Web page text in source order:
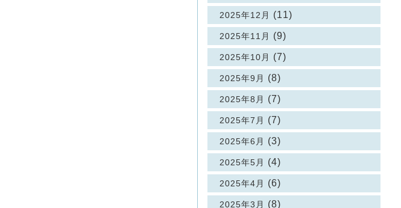
2025年12月 (11)
2025年11月 (9)
2025年10月 (7)
2025年9月 (8)
2025年8月 (7)
2025年7月 (7)
2025年6月 (3)
2025年5月 (4)
2025年4月 (6)
2025年3月 (8)